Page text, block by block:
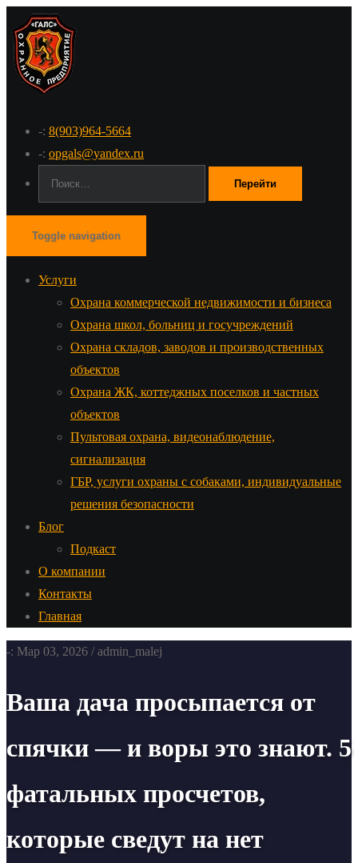
-: 8(903)964-5664
-: opgals@yandex.ru
Toggle navigation
Услуги
Охрана коммерческой недвижимости и бизнеса
Охрана школ, больниц и госучреждений
Охрана складов, заводов и производственных
объектов
Охрана ЖК, коттеджных поселков и частных
объектов
Пультовая охрана, видеонаблюдение,
сигнализация
ГБР, услуги охраны с собаками, индивидуальные
решения безопасности
Блог
Подкаст
О компании
Контакты
Главная
-: Мар 03, 2026 / admin_malej
Ваша дача просыпается от
спячки — и воры это знают. 5
фатальных просчетов,
которые сведут на нет